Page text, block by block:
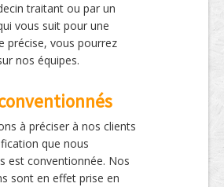
traitant ou par un
vous suit pour une
précise, vous pourrez
nos équipes.
à préciser à nos clients
que nous
est conventionnée. Nos
sont en effet prise en